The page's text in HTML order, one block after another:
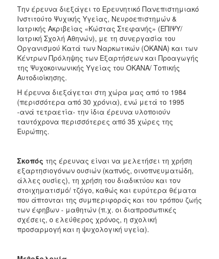
2012
2011
2010
2006
ΤΟΠΟΣ
ΑΝΘΕΚΤΙΚΗ
ΠΟΛΗ
Την έρευνα διεξάγει το Ερευνητικό Πανεπιστημιακό
Ινστιτούτο Ψυχικής Υγείας, Νευροεπιστημών &
Ιατρικής Ακριβείας «Κώστας Στεφανής» (ΕΠΙΨΥ/
Ιατρική Σχολή Αθηνών), με τη συνεργασία του
Οργανισμού Κατά των Ναρκωτικών (ΟΚΑΝΑ) και των
Κέντρων Πρόληψης των Εξαρτήσεων και Προαγωγής
της Ψυχοκοινωνικής Υγείας του ΟΚΑΝΑ/ Τοπικής
Αυτοδιοίκησης.
Η έρευνα διεξάγεται στη χώρα μας από το 1984
(περισσότερα από 30 χρόνια), ενώ μετά το 1995
-ανά τετραετία- την ίδια έρευνα υλοποιούν
ταυτόχρονα περισσότερες από 35 χώρες της
Ευρώπης.
Σκοπός της έρευνας είναι να μελετήσει τη χρήση
εξαρτησιογόνων ουσιών (καπνός, οινοπνευματώδη,
άλλες ουσίες), τη χρήση του διαδικτύου και τον
στοιχηματισμό/ τζόγο, καθώς και ευρύτερα θέματα
που άπτονται της συμπεριφοράς και του τρόπου ζωής
των έφηβων - μαθητών (π.χ. οι διαπροσωπικές
σχέσεις, ο ελεύθερος χρόνος, η σχολική
προσαρμογή και η ψυχολογική υγεία).